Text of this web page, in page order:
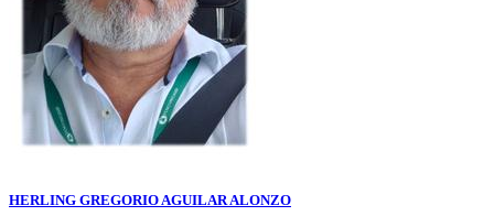
HERLING GREGORIO AGUILAR ALONZO